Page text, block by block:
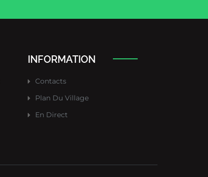
INFORMATION
Contacts
Plan Du Village
En Direct